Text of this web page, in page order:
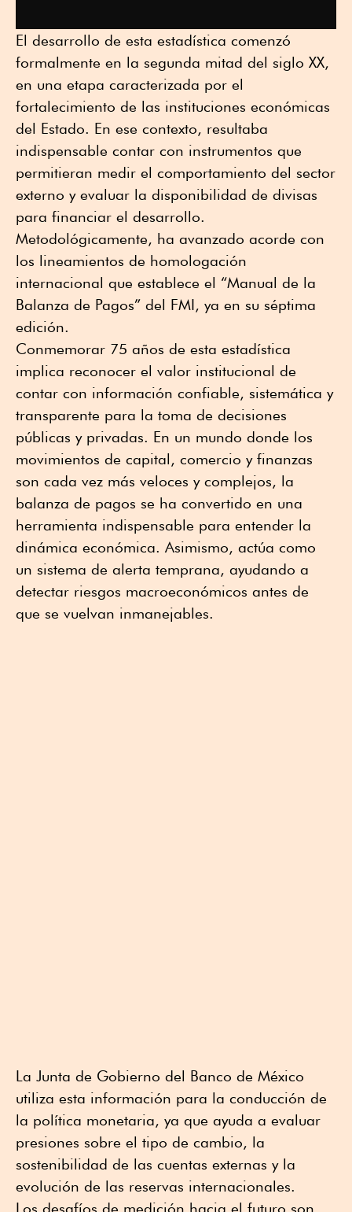
El desarrollo de esta estadística comenzó
formalmente en la segunda mitad del siglo XX,
en una etapa caracterizada por el
fortalecimiento de las instituciones económicas
del Estado. En ese contexto, resultaba
indispensable contar con instrumentos que
permitieran medir el comportamiento del sector
externo y evaluar la disponibilidad de divisas
para financiar el desarrollo.
Metodológicamente, ha avanzado acorde con
los lineamientos de homologación
internacional que establece el “Manual de la
Balanza de Pagos” del FMI, ya en su séptima
edición.
Conmemorar 75 años de esta estadística
implica reconocer el valor institucional de
contar con información confiable, sistemática y
transparente para la toma de decisiones
públicas y privadas. En un mundo donde los
movimientos de capital, comercio y finanzas
son cada vez más veloces y complejos, la
balanza de pagos se ha convertido en una
herramienta indispensable para entender la
dinámica económica. Asimismo, actúa como
un sistema de alerta temprana, ayudando a
detectar riesgos macroeconómicos antes de
que se vuelvan inmanejables.
La Junta de Gobierno del Banco de México
utiliza esta información para la conducción de
la política monetaria, ya que ayuda a evaluar
presiones sobre el tipo de cambio, la
sostenibilidad de las cuentas externas y la
evolución de las reservas internacionales.
Los desafíos de medición hacia el futuro son